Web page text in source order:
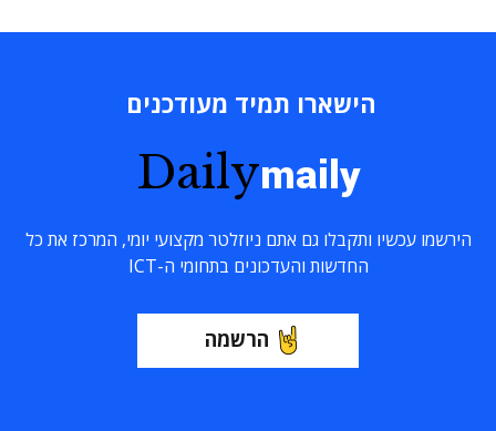
הישארו תמיד מעודכנים
Dailymaily
הירשמו עכשיו ותקבלו גם אתם ניוזלטר מקצועי יומי, המרכז את כל
החדשות והעדכונים בתחומי ה-ICT
הרשמה